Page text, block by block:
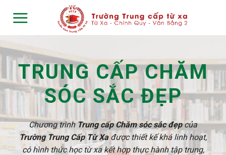
TRUNG CẤP CHĂM
SÓC SẮC ĐẸP
Chương trìnhTrung cấp Chăm sóc sắc đẹpcủa
Trường Trung Cấp Từ Xađược thiết kế khá linh hoạt,
có hình thức học từ xa kết hợp thực hành tập trung,